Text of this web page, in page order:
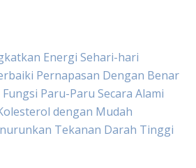
Energi Sehari-hari
Pernapasan Dengan Benar
Paru-Paru Secara Alami
dengan Mudah
Tekanan Darah Tinggi